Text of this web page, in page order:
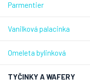
Parmentier
Vanilková palacinka
Omeleta bylinková
TYČINKY A WAFERY